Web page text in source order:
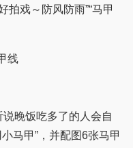
拍戏～防风防雨”“马甲
线
晚饭吃多了的人会自
马甲”，并配图6张马甲